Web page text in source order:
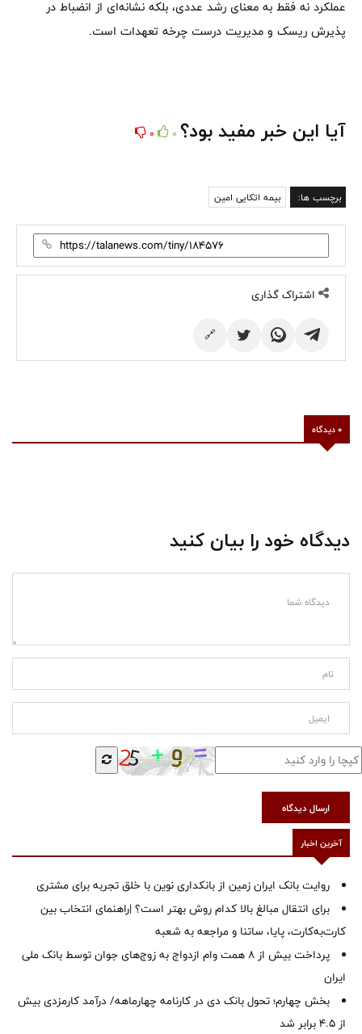
عملکرد نه فقط به معنای رشد عددی، بلکه نشانه‌ای از انضباط در
پذیرش ریسک و مدیریت درست چرخه تعهدات است.
آیا این خبر مفید بود؟ 0
0
برچسب ها: بیمه اتکایی امین
اشتراک گذاری
🔗
0 دیدگاه
دیدگاه خود را بیان کنید
ارسال دیدگاه
آخرین اخبار
روایت بانک ایران زمین از بانکداری نوین با خلق تجربه برای مشتری
برای انتقال مبالغ بالا کدام روش بهتر است؟ |راهنمای انتخاب بین
کارت‌به‌کارت، پایا، ساتنا و مراجعه به شعبه
پرداخت بیش از ۸ همت وام ازدواج به زوج‌های جوان توسط بانک ملی
ایران
بخش چهارم؛ تحول بانک دی در کارنامه چهارماهه/ درآمد کارمزدی بیش
از ۴.۵ برابر شد